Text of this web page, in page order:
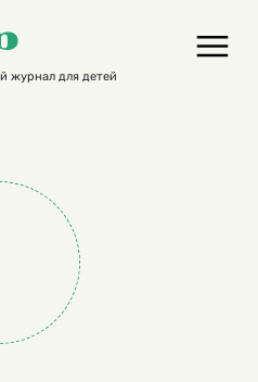
журнал для детей